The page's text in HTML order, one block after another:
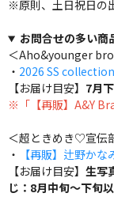
※原則、土日祝日の
お問合せの多い商
＜Aho&younger
・ 2026 SS collection
【お届け目安】 7月
※「【再販】A&Y
＜超ときめき♡宣伝
・
【再販】辻野かな
【お届け目安】 生写
じ：8月中旬～下旬